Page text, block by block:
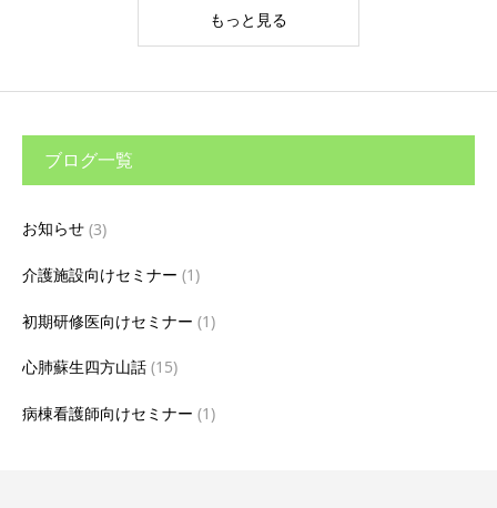
もっと見る
ブログ一覧
お知らせ (3)
介護施設向けセミナー (1)
初期研修医向けセミナー (1)
心肺蘇生四方山話 (15)
病棟看護師向けセミナー (1)